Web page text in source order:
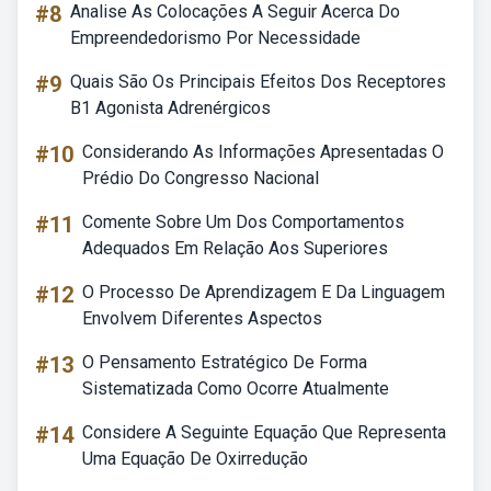
#8 Analise As Colocações A Seguir Acerca Do
Empreendedorismo Por Necessidade
#9 Quais São Os Principais Efeitos Dos Receptores
B1 Agonista Adrenérgicos
#10 Considerando As Informações Apresentadas O
Prédio Do Congresso Nacional
#11 Comente Sobre Um Dos Comportamentos
Adequados Em Relação Aos Superiores
#12 O Processo De Aprendizagem E Da Linguagem
Envolvem Diferentes Aspectos
#13 O Pensamento Estratégico De Forma
Sistematizada Como Ocorre Atualmente
#14 Considere A Seguinte Equação Que Representa
Uma Equação De Oxirredução